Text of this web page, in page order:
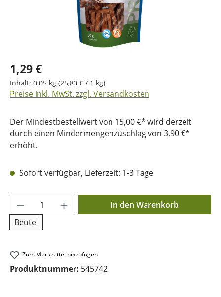
1,29 €
Inhalt: 0.05 kg (25,80 € / 1 kg)
Preise inkl. MwSt. zzgl. Versandkosten
Der Mindestbestellwert von 15,00 €* wird derzeit
durch einen Mindermengenzuschlag von 3,90 €*
erhöht.
Sofort verfügbar, Lieferzeit: 1-3 Tage
Produkt Anzahl: Gib den gewünschten
Beutel
In den Warenkorb
Zum Merkzettel hinzufügen
Produktnummer: 545742